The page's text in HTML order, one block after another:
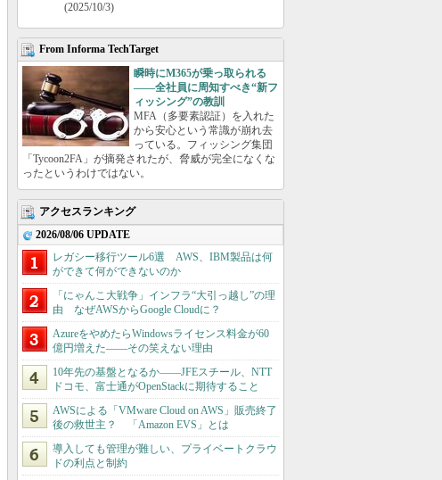
(2025/10/3)
From Informa TechTarget
瞬時にM365が乗っ取られる
――全社員に周知すべき“新フ
ィッシング”の教訓
MFA（多要素認証）を入れた
から安心という常識が崩れ去
っている。フィッシング集団
「Tycoon2FA」が摘発されたが、脅威が完全になくな
ったというわけではない。
アクセスランキング
2026/08/06 UPDATE
レガシー移行ツール6選 AWS、IBM製品は何
ができて何ができないのか
「にゃんこ大戦争」インフラ“大引っ越し”の理
由 なぜAWSからGoogle Cloudに？
AzureをやめたらWindowsライセンス料金が60
億円増えた――その笑えない理由
10年先の基盤となるか――JFEスチール、NTT
ドコモ、富士通がOpenStackに期待すること
AWSによる「VMware Cloud on AWS」販売終了
後の救世主？ 「Amazon EVS」とは
導入しても管理が難しい、プライベートクラウ
ドの利点と制約